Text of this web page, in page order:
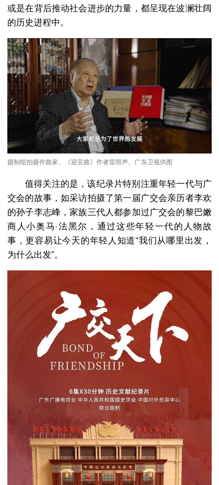
或是在背后推动社会进步的力量，都呈现在波澜壮阔
的历史进程中。
摄制组拍摄作曲家、《迎宾曲》作者雷雨声。广东卫视供图
值得关注的是，该纪录片特别注重年轻一代与广
交会的故事，如采访拍摄了第一届广交会亲历者李欢
的孙子李志峰，家族三代人都参加过广交会的黎巴嫩
商人小奥马·法黑尔，通过这些年轻一代的人物故
事，更容易让今天的年轻人知道“我们从哪里出发，
为什么出发”。